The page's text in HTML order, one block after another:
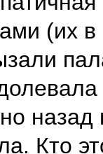
(их
Кто